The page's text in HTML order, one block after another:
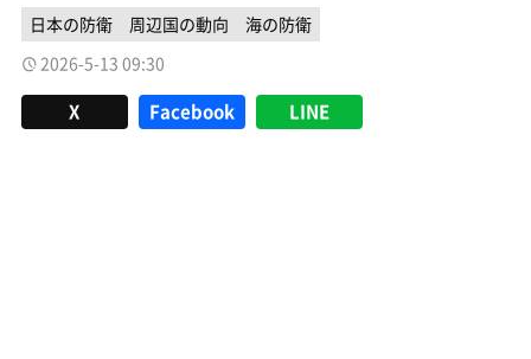
日本の防衛 周辺国の動向
海の防衛
2026-5-13 09:30
X Facebook LINE